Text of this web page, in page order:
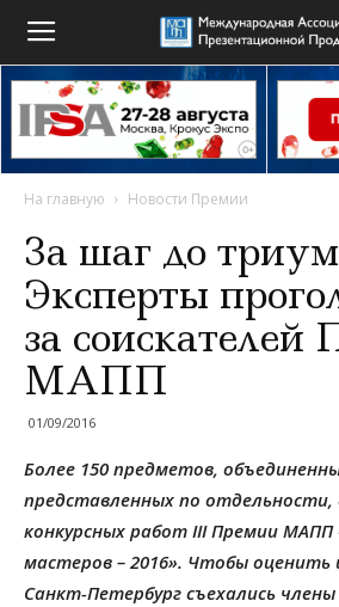
На главную Новости Премии
За шаг до
Эксперты
за соискателей
МАПП
01/09/2016
Более 150 предметов,
представленных по отдельности,
конкурсных работ III Премии
мастеров – 2016». Чтобы оценить
Санкт-Петербург съехались